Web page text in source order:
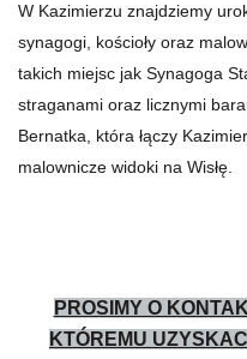
W Kazimierzu znajdziemy
synagogi, kościoły oraz
takich miejsc jak Synagoga
straganami oraz licznymi
Bernatka, która łączy
malownicze widoki na Wisłę.
PROSIMY O
KTÓREMU